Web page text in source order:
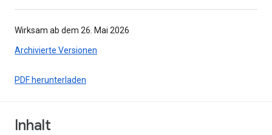
Wirksam ab dem 26. Mai 2026
Archivierte Versionen
PDF herunterladen
Inhalt